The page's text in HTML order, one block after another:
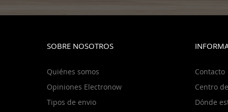
SOBRE NOSOTROS
Quiénes somos
Opiniones Electronow
Tipos de envio
Contacto
Centro
Dónde